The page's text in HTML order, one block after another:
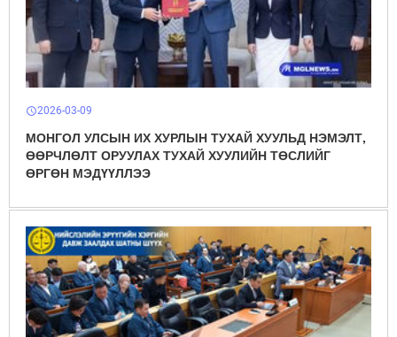
schedule2026-03-09
МОНГОЛ УЛСЫН ИХ ХУРЛЫН ТУХАЙ ХУУЛЬД НЭМЭЛТ,
ӨӨРЧЛӨЛТ ОРУУЛАХ ТУХАЙ ХУУЛИЙН ТӨСЛИЙГ
ӨРГӨН МЭДҮҮЛЛЭЭ